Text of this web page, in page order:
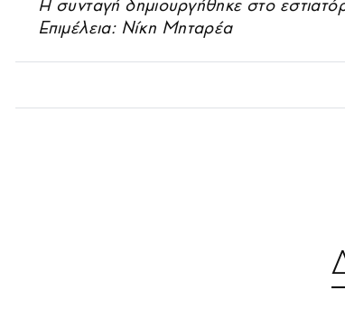
Η συνταγή δημιουργήθηκε στο
Επιμέλεια: Νίκη Μηταρέα